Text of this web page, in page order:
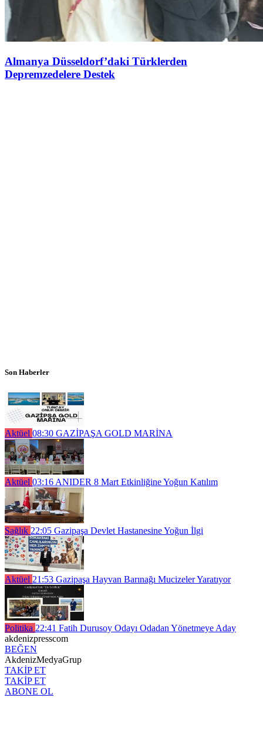
Almanya Düsseldorf’daki Türklerden
Depremzedelere Destek
Son Haberler
Aktüel 08:30 GAZİPAŞA GOLD MARİNA
Aktüel 03:16 ANIDER 8 Mart Etkinliğine Yoğun Katılım
Sağlık 22:05 Gazipaşa Devlet Hastanesine Yoğun İlgi
Aktüel 21:53 Gazipaşa Hayvan Barınağı Mucizeler Yaratıyor
Politika 22:41 Fatih Durusoy Odayı Odadan Yönetmeye Aday
akdenizpresscom
BEĞEN
AkdenizMedyaGrup
TAKİP ET
TAKİP ET
ABONE OL